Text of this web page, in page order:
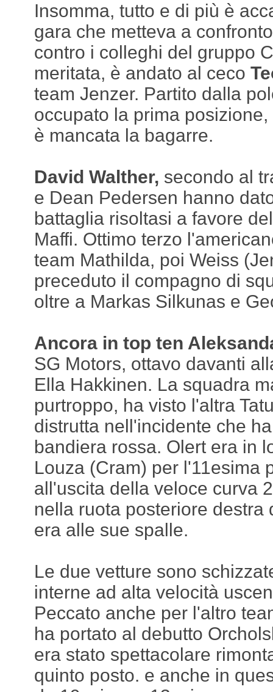
Insomma, tutto e di più è
gara che metteva a
contro i colleghi del gruppo
meritata, è andato al ceco
team Jenzer. Partito dalla
occupato la prima
è mancata la bagarre.
David Walther, secondo al
e Dean Pedersen hanno
battaglia risoltasi a favore
Maffi. Ottimo terzo
team Mathilda, poi Weiss
preceduto il compagno di
oltre a Markas Silkunas e
Ancora in top ten
SG Motors, ottavo davanti
Ella Hakkinen. La squadra
purtroppo, ha visto l'altra
distrutta nell'incidente che
bandiera rossa. Olert era in
Louza (Cram) per l'11esima
all'uscita della veloce curva
nella ruota posteriore destra
era alle sue spalle.
Le due vetture sono
interne ad alta velocità
Peccato anche per l'altro
ha portato al debutto
era stato spettacolare
quinto posto. e anche in